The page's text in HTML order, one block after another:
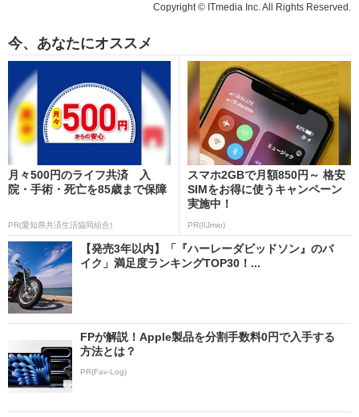
Copyright © ITmedia Inc. All Rights Reserved.
今、あなたにオススメ
月々500円のライフ共済 入
院・手術・死亡を85歳まで保障
PR(愛知県共済生活協同組合)
スマホ2GBで月額850円～ 格安
SIMをお得に使うキャンペーン
実施中！
PR(IIJmio)
【発売3年以内】「『ハーレーダビッドソン』のバ
イク」満足度ランキングTOP30！...
FPが解説！Apple製品を分割手数料0円で入手する
方法とは？
PR(Fav-Log)